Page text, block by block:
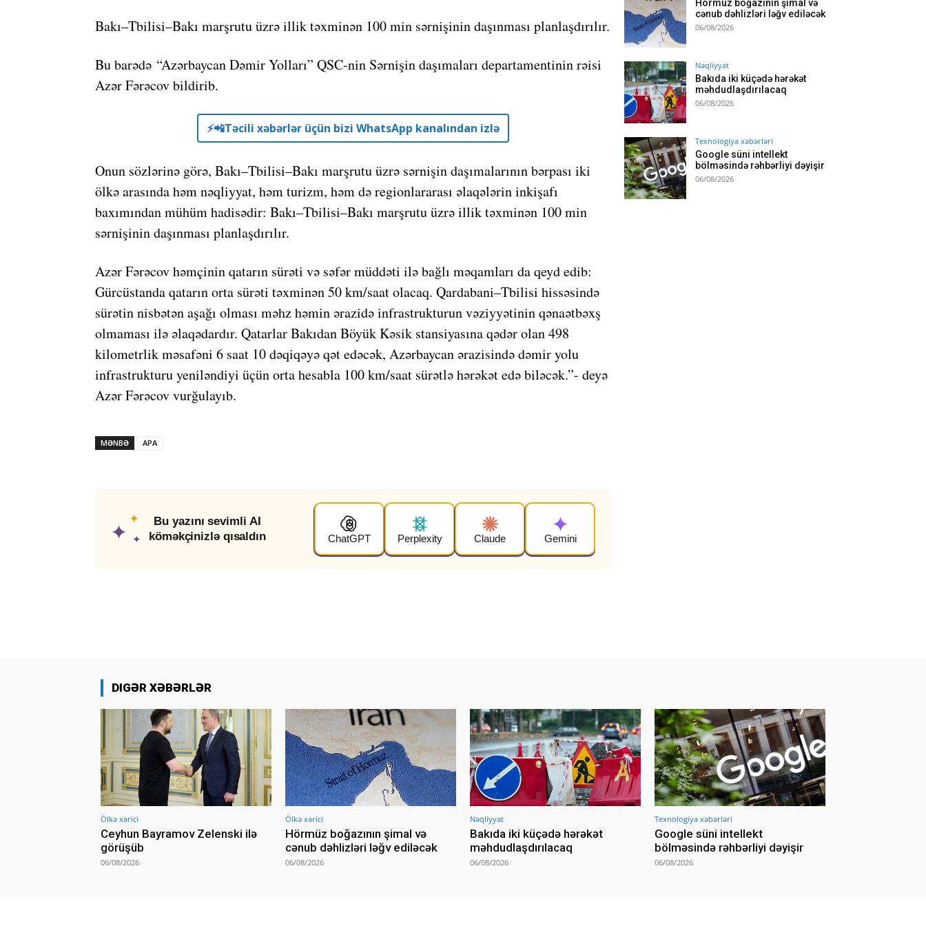
Bakı–Tbilisi–Bakı marşrutu üzrə illik təxminən 100 min sərnişinin daşınması planlaşdırılır.
Bu barədə “Azərbaycan Dəmir Yolları” QSC-nin Sərnişin daşımaları departamentinin rəisi
Azər Fərəcov bildirib.
⚡️📲Təcili xəbərlər üçün bizi WhatsApp kanalından izlə
Onun sözlərinə görə, Bakı–Tbilisi–Bakı marşrutu üzrə sərnişin daşımalarının bərpası iki
ölkə arasında həm nəqliyyat, həm turizm, həm də regionlararası əlaqələrin inkişafı
baxımından mühüm hadisədir: Bakı–Tbilisi–Bakı marşrutu üzrə illik təxminən 100 min
sərnişinin daşınması planlaşdırılır.
Azər Fərəcov həmçinin qatarın sürəti və səfər müddəti ilə bağlı məqamları da qeyd edib:
Gürcüstanda qatarın orta sürəti təxminən 50 km/saat olacaq. Qardabani–Tbilisi hissəsində
sürətin nisbətən aşağı olması məhz həmin ərazidə infrastrukturun vəziyyətinin qənaətbəxş
olmaması ilə əlaqədardır. Qatarlar Bakıdan Böyük Kəsik stansiyasına qədər olan 498
kilometrlik məsafəni 6 saat 10 dəqiqəyə qət edəcək, Azərbaycan ərazisində dəmir yolu
infrastrukturu yeniləndiyi üçün orta hesabla 100 km/saat sürətlə hərəkət edə biləcək.”- deyə
Azər Fərəcov vurğulayıb.
MƏNBƏ APA
✦
✦
✦
Bu yazını sevimli AI
köməkçinizlə qısaldın
ChatGPT Perplexity Claude Gemini
Hörmüz boğazının şimal və
cənub dəhlizləri ləğv ediləcək
06/08/2026
Nəqliyyat
Bakıda iki küçədə hərəkət
məhdudlaşdırılacaq
06/08/2026
Texnologiya xəbərləri
Google süni intellekt
bölməsində rəhbərliyi dəyişir
06/08/2026
DIGƏR XƏBƏRLƏR
Ölkə xarici
Ceyhun Bayramov Zelenski ilə
görüşüb
06/08/2026
Ölkə xarici
Hörmüz boğazının şimal və
cənub dəhlizləri ləğv ediləcək
06/08/2026
Nəqliyyat
Bakıda iki küçədə hərəkət
məhdudlaşdırılacaq
06/08/2026
Texnologiya xəbərləri
Google süni intellekt
bölməsində rəhbərliyi dəyişir
06/08/2026